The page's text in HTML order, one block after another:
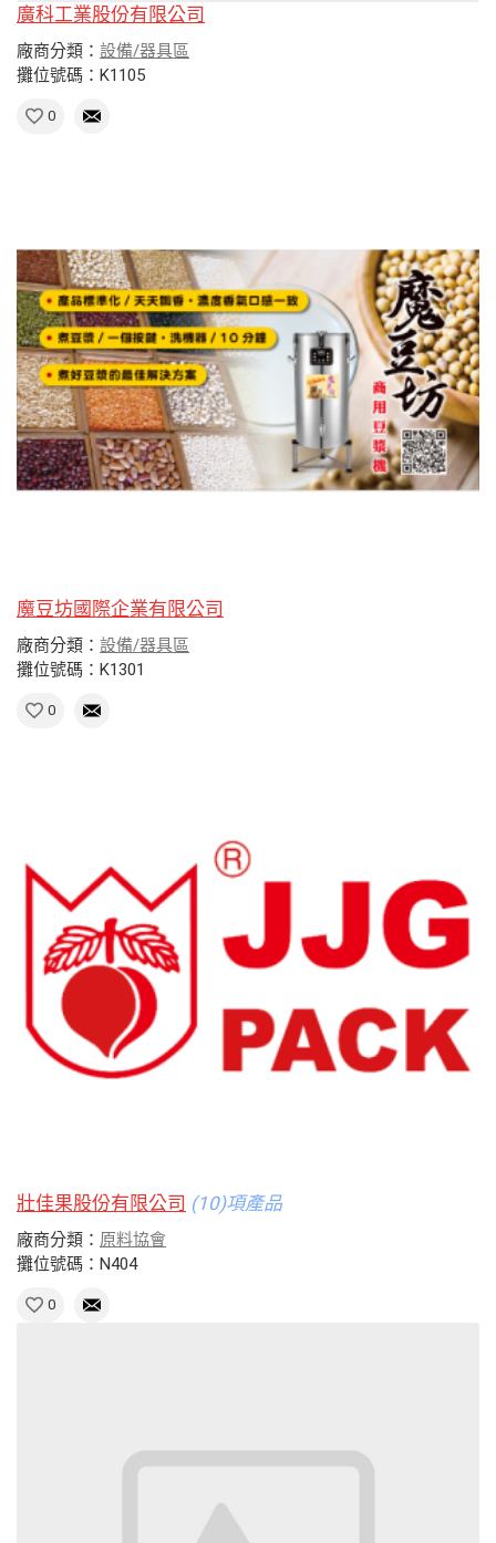
廣科工業股份有限公司
廠商分類： 設備/器具區
攤位號碼：K1105
0
魔豆坊國際企業有限公司
廠商分類： 設備/器具區
攤位號碼：K1301
0
壯佳果股份有限公司 (10)項產品
廠商分類： 原料協會
攤位號碼：N404
0